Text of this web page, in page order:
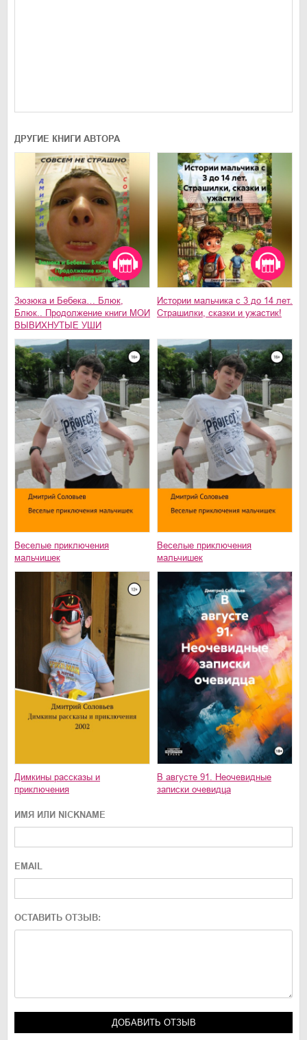
ДРУГИЕ КНИГИ АВТОРА
Зюзюка и Бебека… Блюк,
Блюк.. Продолжение книги МОИ
ВЫВИХНУТЫЕ УШИ
Истории мальчика с 3 до 14 лет.
Страшилки, сказки и ужастик!
Веселые приключения
мальчишек
Веселые приключения
мальчишек
Димкины рассказы и
приключения
В августе 91. Неочевидные
записки очевидца
ИМЯ ИЛИ NICKNAME
EMAIL
ОСТАВИТЬ ОТЗЫВ: